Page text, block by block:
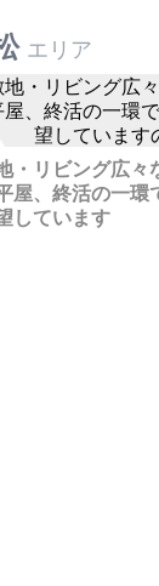
エリア
Previous
・リビング広々
屋、終活の一環
しています